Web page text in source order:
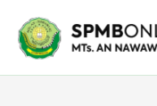
content